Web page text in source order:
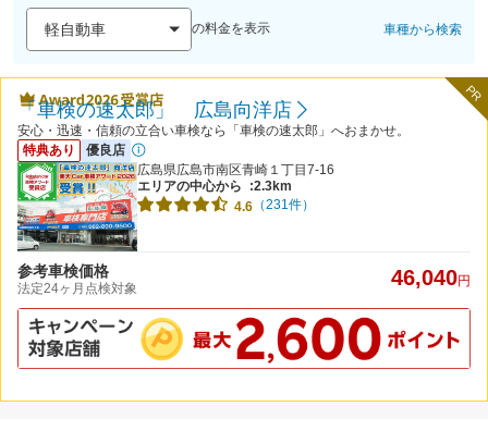
の料金を表示 車種から検索
PR
「車検の速太郎」 広島向洋店
安心・迅速・信頼の立合い車検なら「車検の速太郎」へおまかせ。
特典あり
優良店
広島県広島市南区青崎１丁目7-16
エリアの中心から
:2.3km
4.6 （231件）
参考車検価格
法定24ヶ月点検対象 46,040円